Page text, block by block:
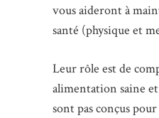
vous aideront à
santé (physique et
Leur rôle est de
alimentation saine
sont pas conçus